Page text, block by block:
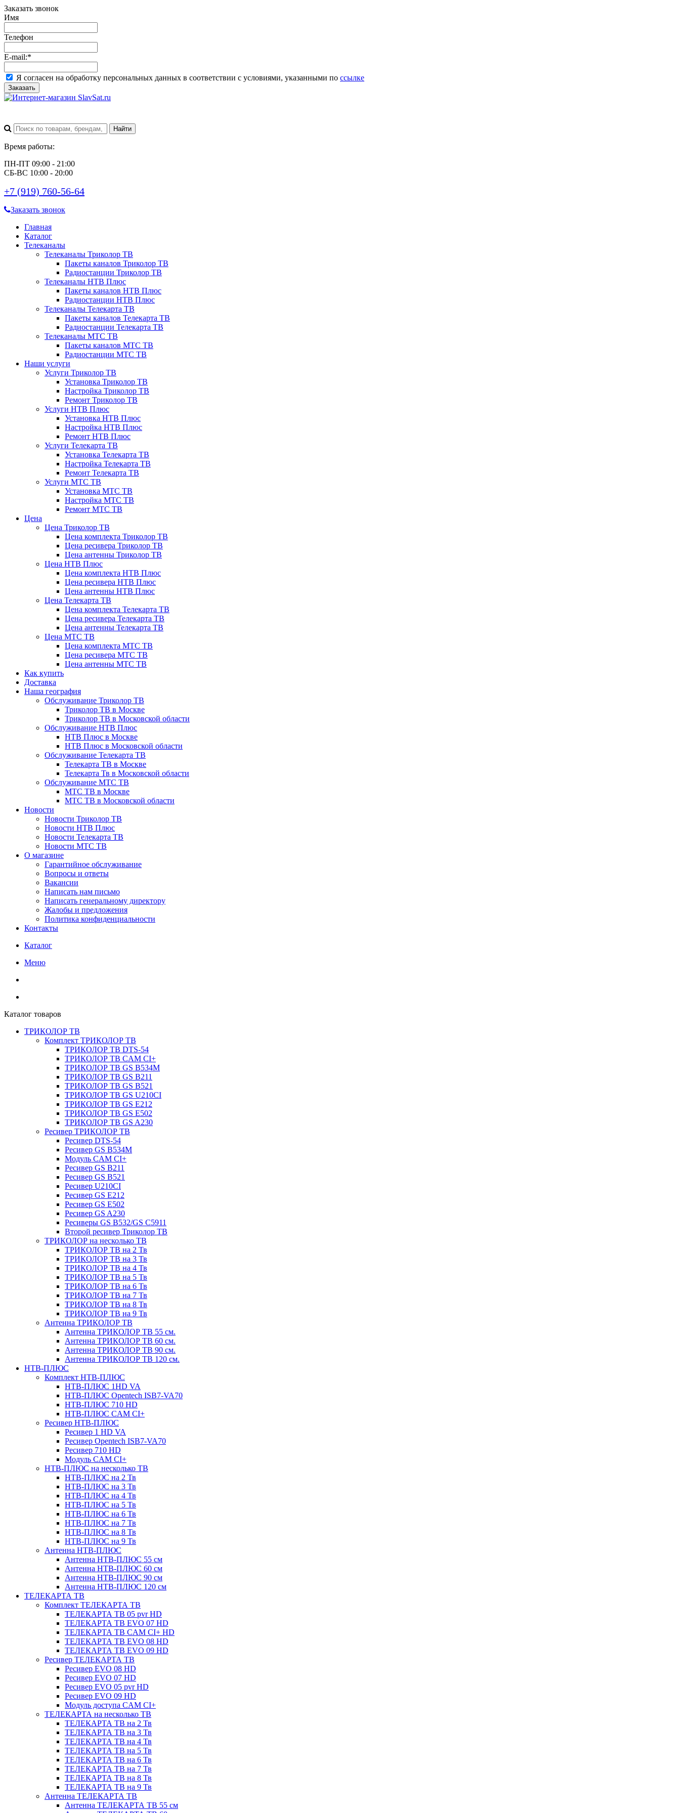
Заказать звонок
Имя
Телефон
E-mail:*
Я согласен на обработку персональных данных в соответствии с условиями, указанными по ссылке
Заказать
Время работы:
ПН-ПТ 09:00 - 21:00
СБ-ВС 10:00 - 20:00
+7 (919) 760-56-64
Заказать звонок
Главная
Каталог
Телеканалы
Телеканалы Триколор ТВ
Пакеты каналов Триколор ТВ
Радиостанции Триколор ТВ
Телеканалы НТВ Плюс
Пакеты каналов НТВ Плюс
Радиостанции НТВ Плюс
Телеканалы Телекарта ТВ
Пакеты каналов Телекарта ТВ
Радиостанции Телекарта ТВ
Телеканалы МТС ТВ
Пакеты каналов МТС ТВ
Радиостанции МТС ТВ
Наши услуги
Услуги Триколор ТВ
Установка Триколор ТВ
Настройка Триколор ТВ
Ремонт Триколор ТВ
Услуги НТВ Плюс
Установка НТВ Плюс
Настройка НТВ Плюс
Ремонт НТВ Плюс
Услуги Телекарта ТВ
Установка Телекарта ТВ
Настройка Телекарта ТВ
Ремонт Телекарта ТВ
Услуги МТС ТВ
Установка МТС ТВ
Настройка МТС ТВ
Ремонт МТС ТВ
Цена
Цена Триколор ТВ
Цена комплекта Триколор ТВ
Цена ресивера Триколор ТВ
Цена антенны Триколор ТВ
Цена НТВ Плюс
Цена комплекта НТВ Плюс
Цена ресивера НТВ Плюс
Цена антенны НТВ Плюс
Цена Телекарта ТВ
Цена комплекта Телекарта ТВ
Цена ресивера Телекарта ТВ
Цена антенны Телекарта ТВ
Цена МТС ТВ
Цена комплекта МТС ТВ
Цена ресивера МТС ТВ
Цена антенны МТС ТВ
Как купить
Доставка
Наша география
Обслуживание Триколор ТВ
Триколор ТВ в Москве
Триколор ТВ в Московской области
Обслуживание НТВ Плюс
НТВ Плюс в Москве
НТВ Плюс в Московской области
Обслуживание Телекарта ТВ
Телекарта ТВ в Москве
Телекарта Тв в Московской области
Обслуживание МТС ТВ
МТС ТВ в Москве
МТС ТВ в Московской области
Новости
Новости Триколор ТВ
Новости НТВ Плюс
Новости Телекарта ТВ
Новости МТС ТВ
О магазине
Гарантийное обслуживание
Вопросы и ответы
Вакансии
Написать нам письмо
Написать генеральному директору
Жалобы и предложения
Политика конфиденциальности
Контакты
Каталог
Меню
Каталог товаров
ТРИКОЛОР ТВ
Комплект ТРИКОЛОР ТВ
ТРИКОЛОР ТВ DTS-54
ТРИКОЛОР ТВ CAM CI+
ТРИКОЛОР ТВ GS B534M
ТРИКОЛОР ТВ GS B211
ТРИКОЛОР ТВ GS B521
ТРИКОЛОР ТВ GS U210CI
ТРИКОЛОР ТВ GS E212
ТРИКОЛОР ТВ GS E502
ТРИКОЛОР ТВ GS A230
Ресивер ТРИКОЛОР ТВ
Ресивер DTS-54
Ресивер GS B534M
Модуль CAM CI+
Ресивер GS B211
Ресивер GS B521
Ресивер U210CI
Ресивер GS E212
Ресивер GS E502
Ресивер GS A230
Ресиверы GS B532/GS C5911
Второй ресивер Триколор ТВ
ТРИКОЛОР на несколько ТВ
ТРИКОЛОР ТВ на 2 Тв
ТРИКОЛОР ТВ на 3 Тв
ТРИКОЛОР ТВ на 4 Тв
ТРИКОЛОР ТВ на 5 Тв
ТРИКОЛОР ТВ на 6 Тв
ТРИКОЛОР ТВ на 7 Тв
ТРИКОЛОР ТВ на 8 Тв
ТРИКОЛОР ТВ на 9 Тв
Антенна ТРИКОЛОР ТВ
Антенна ТРИКОЛОР ТВ 55 см.
Антенна ТРИКОЛОР ТВ 60 см.
Антенна ТРИКОЛОР ТВ 90 см.
Антенна ТРИКОЛОР ТВ 120 см.
НТВ-ПЛЮС
Комплект НТВ-ПЛЮС
НТВ-ПЛЮС 1HD VA
НТВ-ПЛЮС Opentech ISB7-VA70
НТВ-ПЛЮС 710 HD
НТВ-ПЛЮС CAM CI+
Ресивер НТВ-ПЛЮС
Ресивер 1 HD VA
Ресивер Opentech ISB7-VA70
Ресивер 710 HD
Модуль CAM CI+
НТВ-ПЛЮС на несколько ТВ
НТВ-ПЛЮС на 2 Тв
НТВ-ПЛЮС на 3 Тв
НТВ-ПЛЮС на 4 Тв
НТВ-ПЛЮС на 5 Тв
НТВ-ПЛЮС на 6 Тв
НТВ-ПЛЮС на 7 Тв
НТВ-ПЛЮС на 8 Тв
НТВ-ПЛЮС на 9 Тв
Антенна НТВ-ПЛЮС
Антенна НТВ-ПЛЮС 55 см
Антенна НТВ-ПЛЮС 60 см
Антенна НТВ-ПЛЮС 90 см
Антенна НТВ-ПЛЮС 120 см
ТЕЛЕКАРТА ТВ
Комплект ТЕЛЕКАРТА ТВ
ТЕЛЕКАРТА ТВ 05 pvr HD
ТЕЛЕКАРТА ТВ EVO 07 HD
ТЕЛЕКАРТА ТВ CAM CI+ HD
ТЕЛЕКАРТА ТВ EVO 08 HD
ТЕЛЕКАРТА ТВ EVO 09 HD
Ресивер ТЕЛЕКАРТА ТВ
Ресивер EVO 08 HD
Ресивер EVO 07 HD
Ресивер EVO 05 pvr HD
Ресивер EVO 09 HD
Модуль доступа CAM CI+
ТЕЛЕКАРТА на несколько ТВ
ТЕЛЕКАРТА ТВ на 2 Тв
ТЕЛЕКАРТА ТВ на 3 Тв
ТЕЛЕКАРТА ТВ на 4 Тв
ТЕЛЕКАРТА ТВ на 5 Тв
ТЕЛЕКАРТА ТВ на 6 Тв
ТЕЛЕКАРТА ТВ на 7 Тв
ТЕЛЕКАРТА ТВ на 8 Тв
ТЕЛЕКАРТА ТВ на 9 Тв
Антенна ТЕЛЕКАРТА ТВ
Антенна ТЕЛЕКАРТА ТВ 55 см